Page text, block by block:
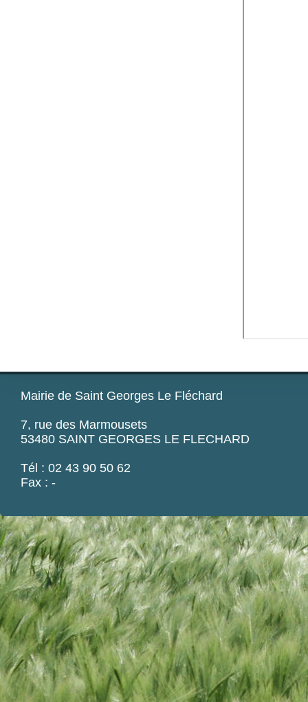
Mairie de Saint Georges Le Fléchard
7, rue des Marmousets
53480 SAINT GEORGES LE FLECHARD
Tél : 02 43 90 50 62
Fax : -